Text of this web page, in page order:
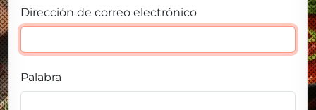
Dirección de correo electrónico
Palabra